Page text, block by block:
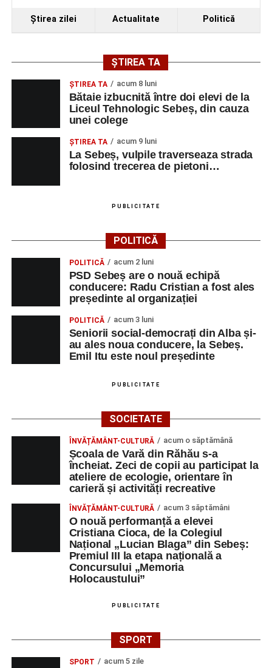
Ştirea zilei Actualitate Politică
ȘTIREA TA
ŞTIREA TA acum 8 luni
Bătaie izbucnită între doi elevi de la
Liceul Tehnologic Sebeș, din cauza
unei colege
ŞTIREA TA acum 9 luni
La Sebeș, vulpile traverseaza strada
folosind trecerea de pietoni…
PUBLICITATE
POLITICĂ
POLITICĂ acum 2 luni
PSD Sebeș are o nouă echipă
conducere: Radu Cristian a fost ales
președinte al organizației
POLITICĂ acum 3 luni
Seniorii social-democrați din Alba și-
au ales noua conducere, la Sebeș.
Emil Itu este noul președinte
PUBLICITATE
SOCIETATE
ÎNVĂȚĂMÂNT-CULTURĂ acum o săptămână
Școala de Vară din Răhău s-a
încheiat. Zeci de copii au participat la
ateliere de ecologie, orientare în
carieră și activități recreative
ÎNVĂȚĂMÂNT-CULTURĂ acum 3 săptămâni
O nouă performanță a elevei
Cristiana Cioca, de la Colegiul
Național „Lucian Blaga” din Sebeș:
Premiul III la etapa națională a
Concursului „Memoria
Holocaustului”
PUBLICITATE
SPORT
SPORT acum 5 zile